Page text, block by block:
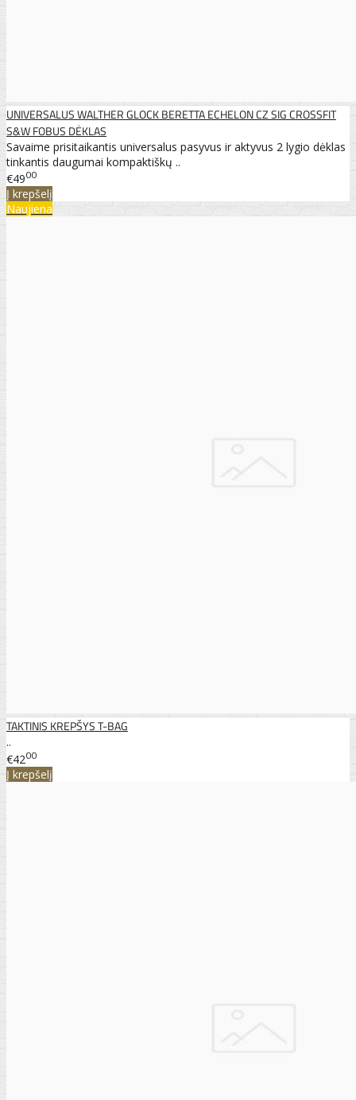
UNIVERSALUS WALTHER GLOCK BERETTA ECHELON CZ SIG CROSSFIT
S&W FOBUS DĖKLAS
Savaime prisitaikantis universalus pasyvus ir aktyvus 2 lygio dėklas
tinkantis daugumai kompaktiškų ..
€4900
Į krepšelį
Naujiena
TAKTINIS KREPŠYS T-BAG
..
€4200
Į krepšelį